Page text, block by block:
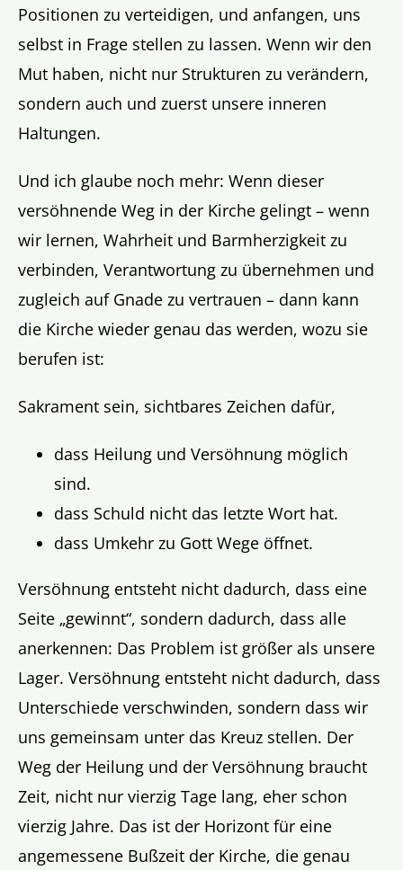
Positionen zu verteidigen, und anfangen, uns
selbst in Frage stellen zu lassen. Wenn wir den
Mut haben, nicht nur Strukturen zu verändern,
sondern auch und zuerst unsere inneren
Haltungen.
Und ich glaube noch mehr: Wenn dieser
versöhnende Weg in der Kirche gelingt – wenn
wir lernen, Wahrheit und Barmherzigkeit zu
verbinden, Verantwortung zu übernehmen und
zugleich auf Gnade zu vertrauen – dann kann
die Kirche wieder genau das werden, wozu sie
berufen ist:
Sakrament sein, sichtbares Zeichen dafür,
dass Heilung und Versöhnung möglich
sind.
dass Schuld nicht das letzte Wort hat.
dass Umkehr zu Gott Wege öffnet.
Versöhnung entsteht nicht dadurch, dass eine
Seite „gewinnt“, sondern dadurch, dass alle
anerkennen: Das Problem ist größer als unsere
Lager. Versöhnung entsteht nicht dadurch, dass
Unterschiede verschwinden, sondern dass wir
uns gemeinsam unter das Kreuz stellen. Der
Weg der Heilung und der Versöhnung braucht
Zeit, nicht nur vierzig Tage lang, eher schon
vierzig Jahre. Das ist der Horizont für eine
angemessene Bußzeit der Kirche, die genau